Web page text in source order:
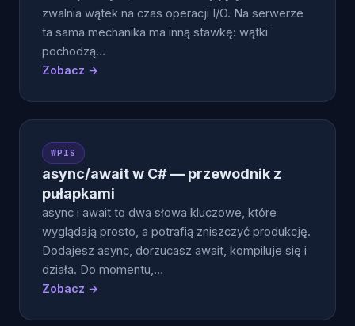
zwalnia wątek na czas operacji I/O. Na serwerze
ta sama mechanika ma inną stawkę: wątki
pochodzą…
Zobacz →
WPIS
async/await w C# — przewodnik z
pułapkami
async i await to dwa słowa kluczowe, które
wyglądają prosto, a potrafią zniszczyć produkcję.
Dodajesz async, dorzucasz await, kompiluje się i
działa. Do momentu,…
Zobacz →